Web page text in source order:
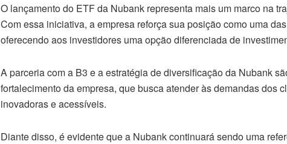
O lançamento do ETF da Nubank representa mais um marco na
Com essa iniciativa, a empresa reforça sua posição como uma
oferecendo aos investidores uma opção diferenciada de
A parceria com a B3 e a estratégia de diversificação da Nubank
fortalecimento da empresa, que busca atender às demandas dos
inovadoras e acessíveis.
Diante disso, é evidente que a Nubank continuará sendo uma